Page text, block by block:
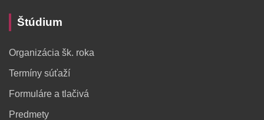
Štúdium
Organizácia šk. roka
Termíny súťaží
Formuláre a tlačivá
Predmety